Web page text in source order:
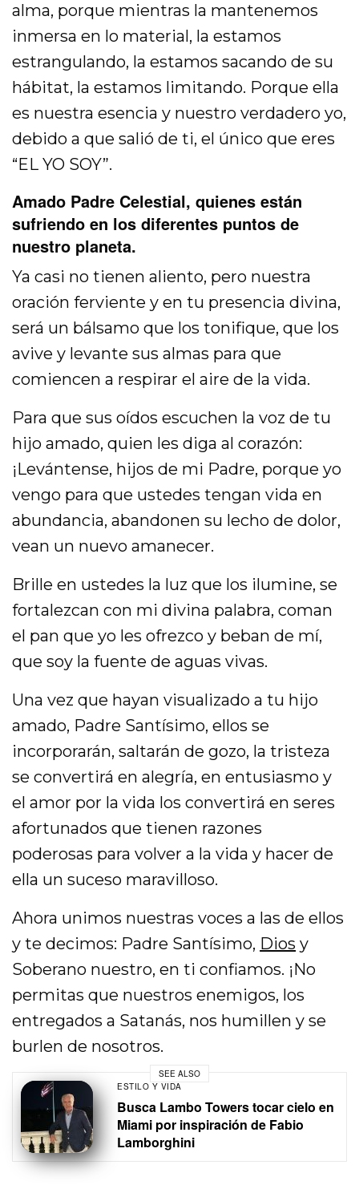
alma, porque mientras la mantenemos
inmersa en lo material, la estamos
estrangulando, la estamos sacando de su
hábitat, la estamos limitando. Porque ella
es nuestra esencia y nuestro verdadero yo,
debido a que salió de ti, el único que eres
“EL YO SOY”.
Amado Padre Celestial, quienes están
sufriendo en los diferentes puntos de
nuestro planeta.
Ya casi no tienen aliento, pero nuestra
oración ferviente y en tu presencia divina,
será un bálsamo que los tonifique, que los
avive y levante sus almas para que
comiencen a respirar el aire de la vida.
Para que sus oídos escuchen la voz de tu
hijo amado, quien les diga al corazón:
¡Levántense, hijos de mi Padre, porque yo
vengo para que ustedes tengan vida en
abundancia, abandonen su lecho de dolor,
vean un nuevo amanecer.
Brille en ustedes la luz que los ilumine, se
fortalezcan con mi divina palabra, coman
el pan que yo les ofrezco y beban de mí,
que soy la fuente de aguas vivas.
Una vez que hayan visualizado a tu hijo
amado, Padre Santísimo, ellos se
incorporarán, saltarán de gozo, la tristeza
se convertirá en alegría, en entusiasmo y
el amor por la vida los convertirá en seres
afortunados que tienen razones
poderosas para volver a la vida y hacer de
ella un suceso maravilloso.
Ahora unimos nuestras voces a las de ellos
y te decimos: Padre Santísimo, Dios y
Soberano nuestro, en ti confiamos. ¡No
permitas que nuestros enemigos, los
entregados a Satanás, nos humillen y se
burlen de nosotros.
SEE ALSO
ESTILO Y VIDA
Busca Lambo Towers tocar cielo en
Miami por inspiración de Fabio
Lamborghini